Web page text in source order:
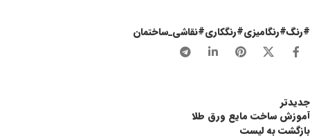
#رنگ#رنگامیزی#رنگکاری#نقاشی_ساختمان
جدیدتر
آموزش ساخت مایع ورق طلا
بازگشت به لیست